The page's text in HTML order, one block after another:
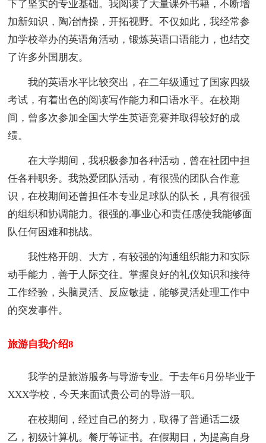
下了坚实的专业基础。我阅读了大量课外书籍，不断增
加新知识，陶冶情操，开拓视野。不仅如此，我经常参
加学校举办的英语角活动，锻炼英语口语能力，也结交
了许多外国朋友。
我的英语水平比较突出，在二年级通过了国家四级
考试，有着出色的阅读写作能力和口语水平。在校期
间，曾多次参加全国大学生英语竞赛并取得较好的成
绩。
在大学期间，我积极参加各种活动，曾在社团中担
任各种职务。我热爱团队活动，有很强的团队合作意
识，在校期间还曾担任本专业足球队的队长，具有很强
的组织和协调能力。很强的.事业心和责任感使我能够面
队任何困难和挑战。
我性格开朗、大方，有较强的沟通组织能力和实际
动手能力，善于人际交往。掌握良好的礼仪知识和接待
工作经验，头脑灵活、反应敏捷，能够灵活处理工作中
的突发事件。
旅游自我介绍8
我学的是旅游服务与导游专业。于去年6月份毕业于
XXX学校，今天来面试贵公司的导游一职。
在校期间，经过自己的努力，取得了普通话二级
乙，初级计算机。餐厅等证书。在假期日，为提高自身